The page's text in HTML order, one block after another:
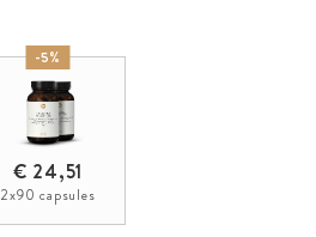
-5%
€ 24,51
2x90 capsules